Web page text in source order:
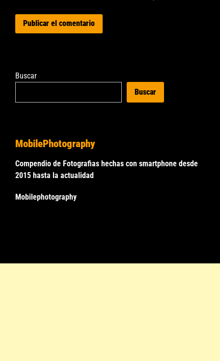
Buscar
Buscar
MobilePhotography
Compendio de Fotografias hechas con smartphone desde
2015 hasta la actualidad
Mobilephotography